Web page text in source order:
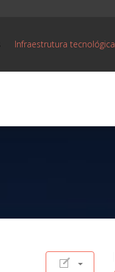
Infraestrutura tecnológica